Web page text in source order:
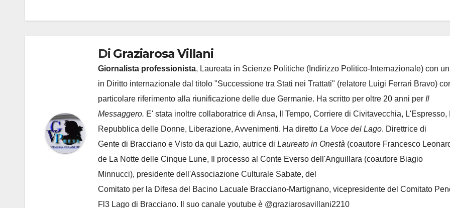
Di Graziarosa Villani
Giornalista professionista, Laureata in Scienze Politiche (Indirizzo Politico-Internazionale) con
in Diritto internazionale dal titolo "Successione tra Stati nei Trattati" (relatore Luigi Ferrari Bravo)
particolare riferimento alla riunificazione delle due Germanie. Ha scritto per oltre 20 anni per Il
Messaggero. E' stata inoltre collaboratrice di Ansa, Il Tempo, Corriere di Civitavecchia, L'Espresso,
Repubblica delle Donne, Liberazione, Avvenimenti. Ha diretto La Voce del Lago. Direttrice di
Gente di Bracciano e Visto da qui Lazio, autrice di Laureato in Onestà (coautore Francesco
de La Notte delle Cinque Lune, Il processo al Conte Everso dell'Anguillara (coautore Biagio
Minnucci), presidente dell'Associazione Culturale Sabate, del
Comitato per la Difesa del Bacino Lacuale Bracciano-Martignano, vicepresidente del Comitato
Fl3 Lago di Bracciano. Il suo canale youtube è @graziarosavillani2210